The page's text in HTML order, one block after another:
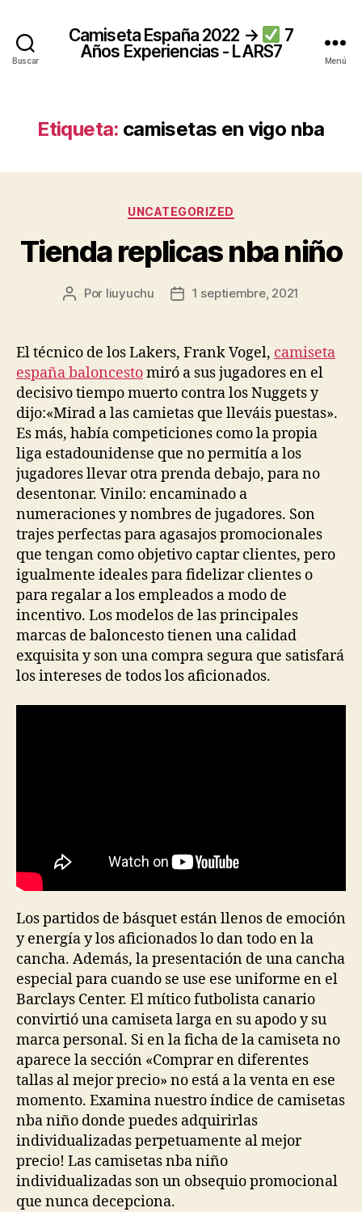
Buscar
Camiseta España 2022 →
7
Años Experiencias - LARS7
Menú
Etiqueta: camisetas en vigo nba
Categorías
UNCATEGORIZED
Tienda replicas nba niño
Autor
entrada
Por liuyuchu
Fecha
entrada
1 septiembre, 2021
El técnico de los Lakers, Frank Vogel, camiseta
españa baloncestomiró a sus jugadores en el
decisivo tiempo muerto contra los Nuggets y
dijo:«Mirad a las camietas que lleváis puestas».
Es más, había competiciones como la propia
liga estadounidense que no permitía a los
jugadores llevar otra prenda debajo, para no
desentonar. Vinilo: encaminado a
numeraciones y nombres de jugadores. Son
trajes perfectas para agasajos promocionales
que tengan como objetivo captar clientes, pero
igualmente ideales para fidelizar clientes o
para regalar a los empleados a modo de
incentivo. Los modelos de las principales
marcas de baloncesto tienen una calidad
exquisita y son una compra segura que satisfará
los intereses de todos los aficionados.
Los partidos de básquet están llenos de emoción
y energía y los aficionados lo dan todo en la
cancha. Además, la presentación de una cancha
especial para cuando se use ese uniforme en el
Barclays Center. El mítico futbolista canario
convirtió una camiseta larga en su apodo y su
marca personal. Si en la ficha de la camiseta no
aparece la sección «Comprar en diferentes
tallas al mejor precio» no está a la venta en ese
momento. Examina nuestro índice de camisetas
nba niño donde puedes adquirirlas
individualizadas perpetuamente al mejor
precio! Las camisetas nba niño
individualizadas son un obsequio promocional
que nunca decepciona.